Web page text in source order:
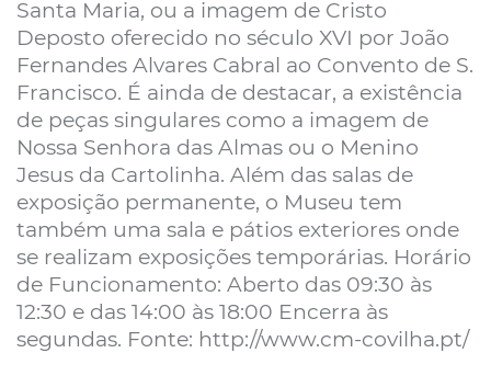
Santa Maria, ou a imagem de Cristo
Deposto oferecido no século XVI por João
Fernandes Alvares Cabral ao Convento de S.
Francisco. É ainda de destacar, a existência
de peças singulares como a imagem de
Nossa Senhora das Almas ou o Menino
Jesus da Cartolinha. Além das salas de
exposição permanente, o Museu tem
também uma sala e pátios exteriores onde
se realizam exposições temporárias. Horário
de Funcionamento: Aberto das 09:30 às
12:30 e das 14:00 às 18:00 Encerra às
segundas. Fonte: http://www.cm-covilha.pt/